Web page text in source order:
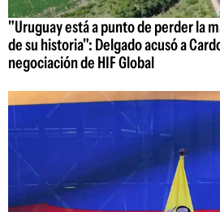
"Uruguay está a punto de perder la
de su historia": Delgado acusó a
negociación de HIF Global